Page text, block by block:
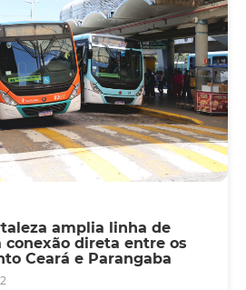
amplia linha de
conexão direta entre os
Ceará e Parangaba